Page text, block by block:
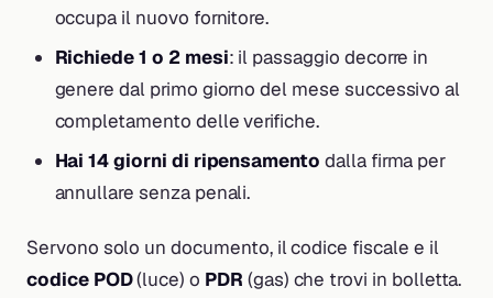
occupa il nuovo fornitore.
Richiede 1 o 2 mesi: il passaggio decorre in
genere dal primo giorno del mese successivo al
completamento delle verifiche.
Hai 14 giorni di ripensamento dalla firma per
annullare senza penali.
Servono solo un documento, il codice fiscale e il
codice POD(luce) o PDR (gas) che trovi in bolletta.